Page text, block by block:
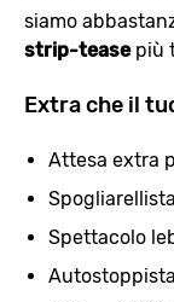
siamo
strip-teasepiù
Extra che il
Attesa extra
Spettacolo